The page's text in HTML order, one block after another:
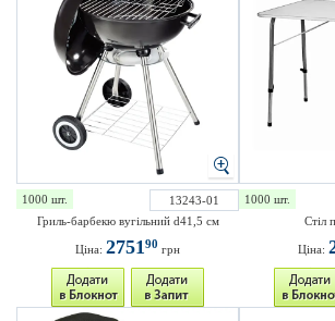
1000 шт.
13243-01
Гриль-барбекю вугільний d41,5 см
Ціна: 275190 грн
1000 шт.
Стіл
Ціна: